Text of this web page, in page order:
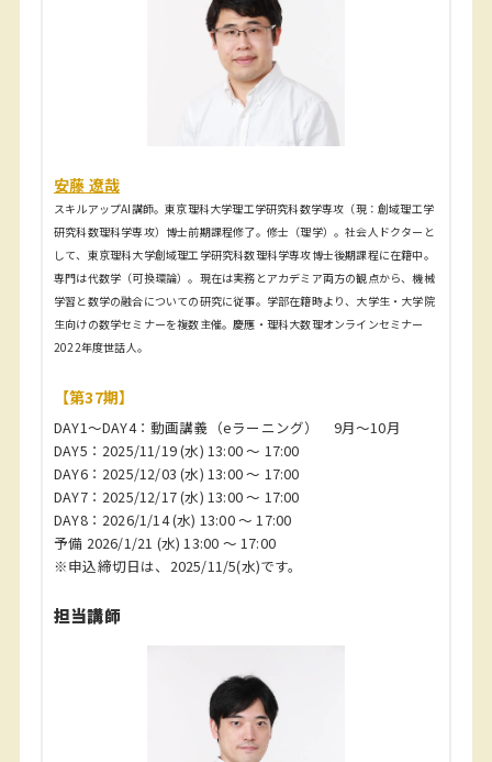
安藤 遼哉
スキルアップAI講師。東京理科大学理工学研究科数学専攻（現：創域理工学
研究科数理科学専攻）博士前期課程修了。修士（理学）。社会人ドクターと
して、東京理科大学創域理工学研究科数理科学専攻博士後期課程に在籍中。
専門は代数学（可換環論）。現在は実務とアカデミア両方の観点から、機械
学習と数学の融合についての研究に従事。学部在籍時より、大学生・大学院
生向けの数学セミナーを複数主催。慶應・理科大数理オンラインセミナー
2022年度世話人。
【第37期】
DAY1～DAY4：動画講義（eラーニング） 9月～10月
DAY5：2025/11/19 (水) 13:00 ～ 17:00
DAY6：2025/12/03 (水) 13:00 ～ 17:00
DAY7：2025/12/17 (水) 13:00 ～ 17:00
DAY8：2026/1/14 (水) 13:00 ～ 17:00
予備 2026/1/21 (水) 13:00 ～ 17:00
※申込締切日は、2025/11/5(水)です。
担当講師